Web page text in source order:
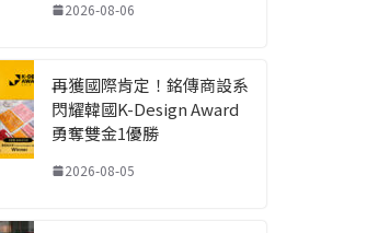
2026-08-06
再獲國際肯定！銘傳商設系
閃耀韓國K-Design Award
勇奪雙金1優勝
2026-08-05